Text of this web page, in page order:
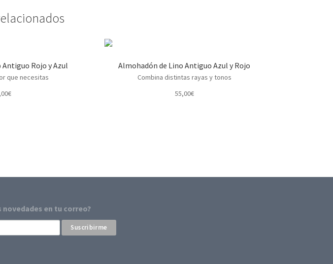
Rojo y Azul
que necesitas
€
Almohadón de Lino Antiguo Azul y Rojo
Combina distintas rayas y tonos
55,00€
novedades en tu correo?